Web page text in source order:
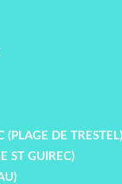
(PLAGE DE TRESTEL)
ST GUIREC)